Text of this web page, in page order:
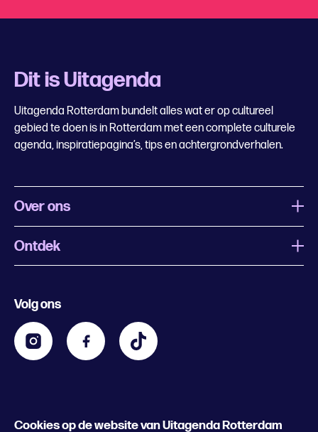
Cookies op de website van Uitagenda Rotterdam
Dit is Uitagenda
Uitagenda Rotterdam bundelt alles wat er op cultureel
gebied te doen is in Rotterdam met een complete culturele
agenda, inspiratiepagina’s, tips en achtergrondverhalen.
Over ons
Wat is Uitagenda Rotterdam
Contact
Zakelijk
Ontdek
Kids
Volg ons